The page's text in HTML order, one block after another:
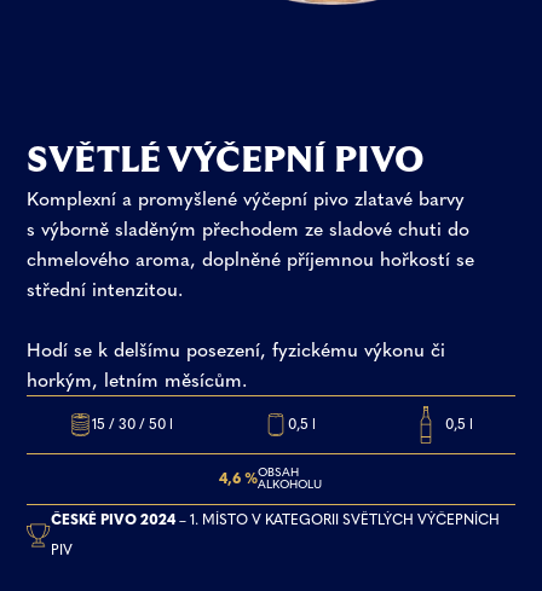
SVĚTLÉ VÝČEPNÍ PIVO
Komplexní a promyšlené výčepní pivo zlatavé barvy
s výborně sladěným přechodem ze sladové chuti do
chmelového aroma, doplněné příjemnou hořkostí se
střední intenzitou.
Hodí se k delšímu posezení, fyzickému výkonu či
horkým, letním měsícům.
15 / 30 / 50 l 0,5 l 0,5 l
4,6 %OBSAH
ALKOHOLU
ČESKÉ PIVO 2024– 1. MÍSTO V KATEGORII SVĚTLÝCH VÝČEPNÍCH
PIV